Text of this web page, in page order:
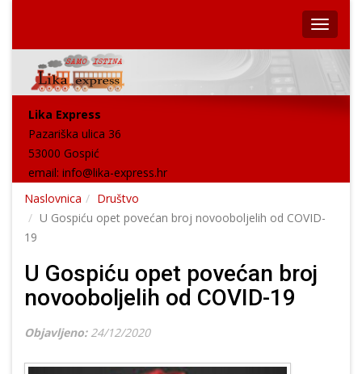
Lika Express
Pazariška ulica 36
53000 Gospić
email: info@lika-express.hr
Naslovnica
Društvo
U Gospiću opet povećan broj novooboljelih od COVID-
19
U Gospiću opet povećan broj
novooboljelih od COVID-19
Objavljeno: 24/12/2020